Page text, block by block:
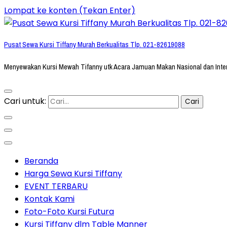
Lompat ke konten (Tekan Enter)
Pusat Sewa Kursi Tiffany Murah Berkualitas Tlp. 021-82619088
Menyewakan Kursi Mewah Tifanny utk Acara Jamuan Makan Nasional dan
Cari untuk:
Beranda
Harga Sewa Kursi Tiffany
EVENT TERBARU
Kontak Kami
Foto-Foto Kursi Futura
Kursi Tiffany dlm Table Manner